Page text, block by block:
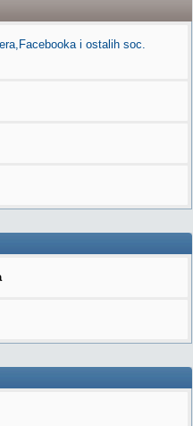
i ostalih soc.